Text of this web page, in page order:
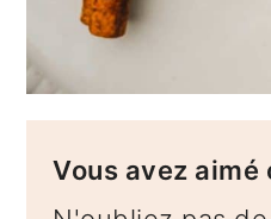
Vous avez aimé